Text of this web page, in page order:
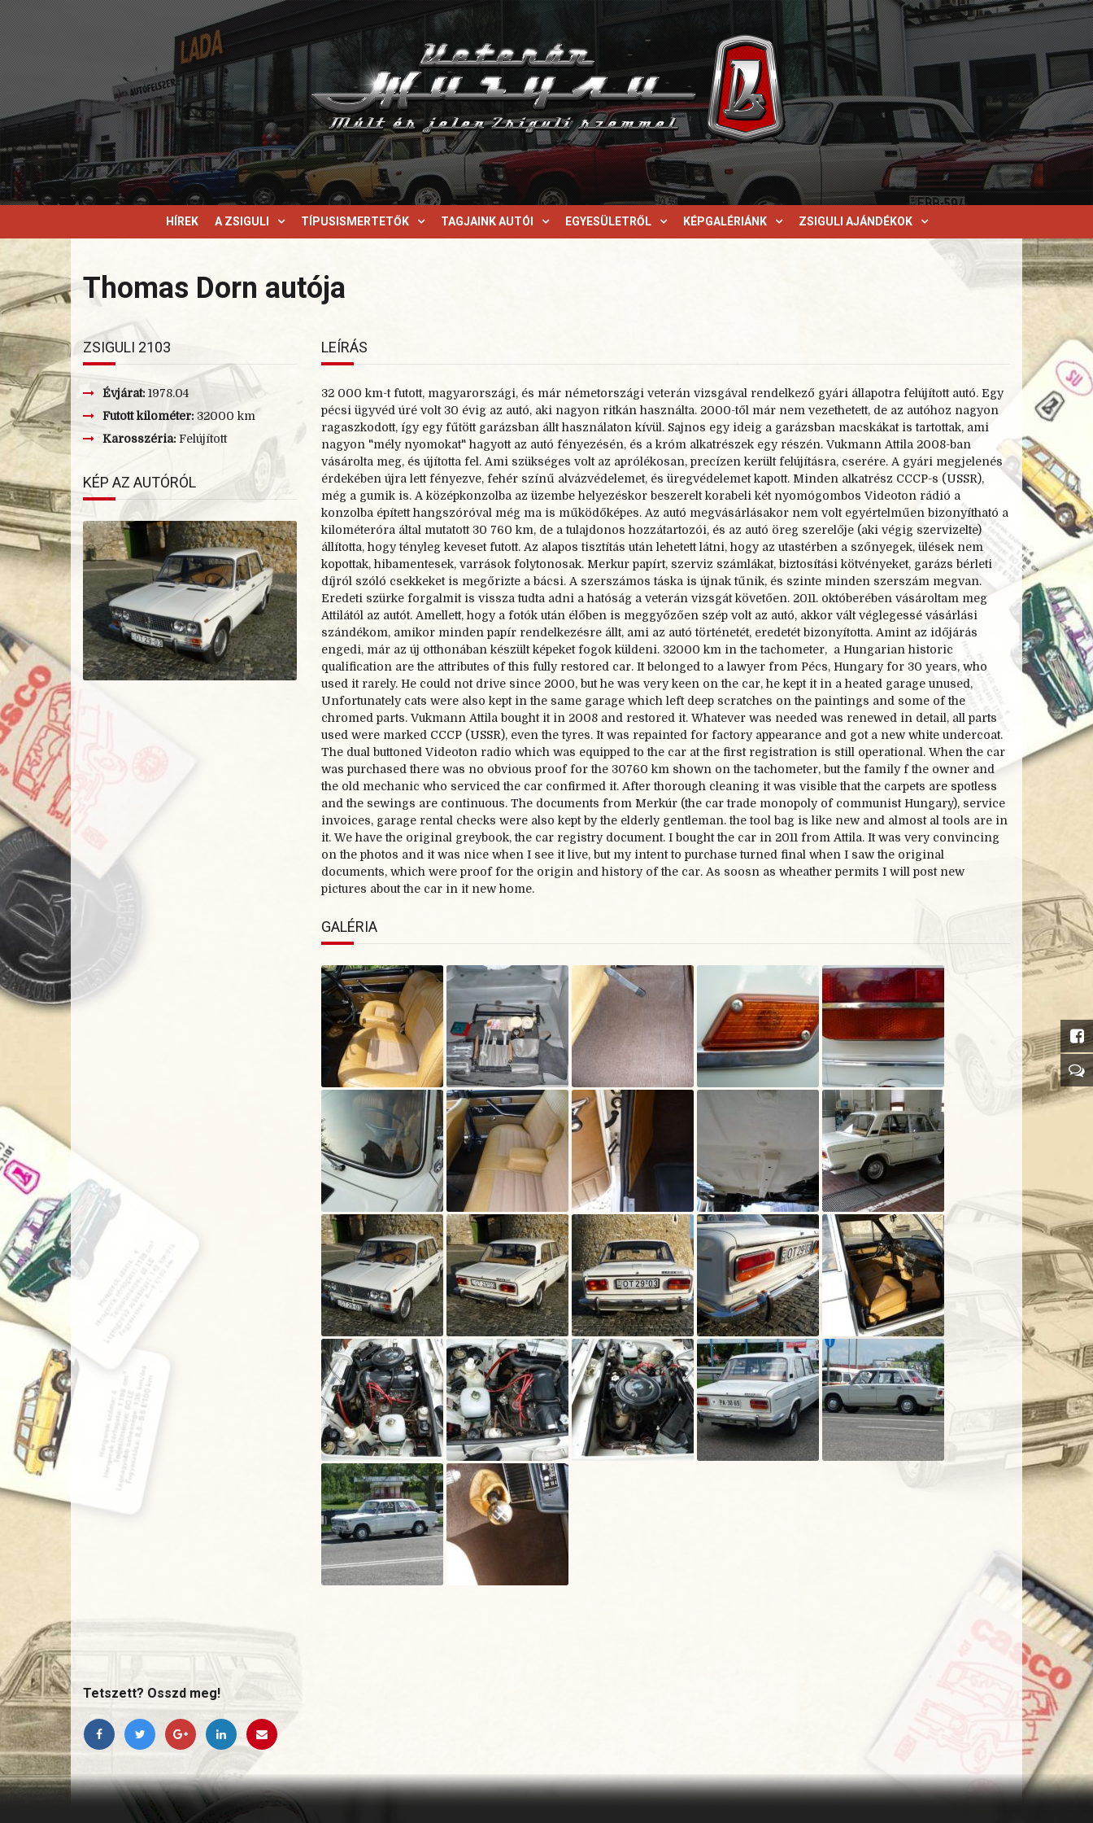
HÍREK A ZSIGULI TÍPUSISMERTETŐK TAGJAINK AUTÓI EGYESÜLETRŐL KÉPGALÉRIÁNK ZSIGULI AJÁNDÉKOK
Thomas Dorn autója
ZSIGULI 2103
Évjárat: 1978.04
Futott kilométer: 32000 km
Karosszéria: Felújított
KÉP AZ AUTÓRÓL
LEÍRÁS
32 000 km-t futott, magyarországi, és már németországi veterán vizsgával rendelkező gyári állapotra felújított autó. Egy
pécsi ügyvéd úré volt 30 évig az autó, aki nagyon ritkán használta. 2000-től már nem vezethetett, de az autóhoz nagyon
ragaszkodott, így egy fűtött garázsban állt használaton kívül. Sajnos egy ideig a garázsban macskákat is tartottak, ami
nagyon "mély nyomokat" hagyott az autó fényezésén, és a króm alkatrészek egy részén. Vukmann Attila 2008-ban
vásárolta meg, és újította fel. Ami szükséges volt az aprólékosan, precízen került felújításra, cserére. A gyári megjelenés
érdekében újra lett fényezve, fehér színű alvázvédelemet, és üregvédelemet kapott. Minden alkatrész CCCP-s (USSR),
még a gumik is. A középkonzolba az üzembe helyezéskor beszerelt korabeli két nyomógombos Videoton rádió a
konzolba épített hangszóróval még ma is működőképes. Az autó megvásárlásakor nem volt egyértelműen bizonyítható a
kilométeróra által mutatott 30 760 km, de a tulajdonos hozzátartozói, és az autó öreg szerelője (aki végig szervizelte)
állította, hogy tényleg keveset futott. Az alapos tisztítás után lehetett látni, hogy az utastérben a szőnyegek, ülések nem
kopottak, hibamentesek, varrások folytonosak. Merkur papírt, szerviz számlákat, biztosítási kötvényeket, garázs bérleti
díjról szóló csekkeket is megőrizte a bácsi. A szerszámos táska is újnak tűnik, és szinte minden szerszám megvan.
Eredeti szürke forgalmit is vissza tudta adni a hatóság a veterán vizsgát követően. 2011. októberében vásároltam meg
Attilától az autót. Amellett, hogy a fotók után élőben is meggyőzően szép volt az autó, akkor vált véglegessé vásárlási
szándékom, amikor minden papír rendelkezésre állt, ami az autó történetét, eredetét bizonyította. Amint az időjárás
engedi, már az új otthonában készült képeket fogok küldeni.32000 km in the tachometer, a Hungarian historic
qualification are the attributes of this fully restored car. It belonged to a lawyer from Pécs, Hungary for 30 years, who
used it rarely. He could not drive since 2000, but he was very keen on the car, he kept it in a heated garage unused,
Unfortunately cats were also kept in the same garage which left deep scratches on the paintings and some of the
chromed parts. Vukmann Attila bought it in 2008 and restored it. Whatever was needed was renewed in detail, all parts
used were marked CCCP (USSR), even the tyres. It was repainted for factory appearance and got a new white undercoat.
The dual buttoned Videoton radio which was equipped to the car at the first registration is still operational. When the car
was purchased there was no obvious proof for the 30760 km shown on the tachometer, but the family f the owner and
the old mechanic who serviced the car confirmed it. After thorough cleaning it was visible that the carpets are spotless
and the sewings are continuous. The documents from Merkúr (the car trade monopoly of communist Hungary), service
invoices, garage rental checks were also kept by the elderly gentleman. the tool bag is like new and almost al tools are in
it. We have the original greybook, the car registry document. I bought the car in 2011 from Attila. It was very convincing
on the photos and it was nice when I see it live, but my intent to purchase turned final when I saw the original
documents, which were proof for the origin and history of the car. As soosn as wheather permits I will post new
pictures about the car in it new home.
GALÉRIA
Tetszett? Osszd meg!